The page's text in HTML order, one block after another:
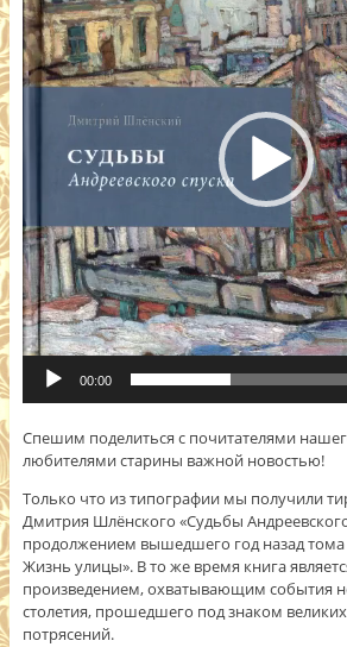
00:00
Спешим поделиться с почитателями
любителями старины важной новостью!
Только что из типографии мы получили
Дмитрия Шлёнского «Судьбы
продолжением вышедшего год назад тома
Жизнь улицы». В то же время книга
произведением, охватывающим события
столетия, прошедшего под знаком
потрясений.